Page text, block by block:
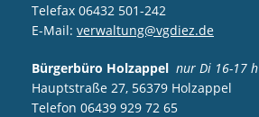
Telefax 06432 501-242
E-Mail: verwaltung@vgdiez.de
Bürgerbüro Holzappel nur Di 16-17 h
Hauptstraße 27, 56379 Holzappel
Telefon 06439 929 72 65